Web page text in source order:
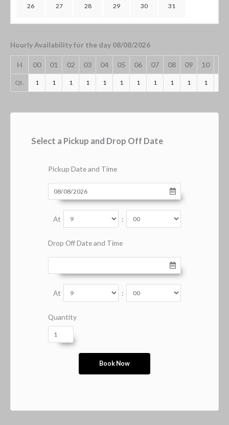
26 27 28 29 30 31
Hourly Availability for the day 08/08/2026
H 00 01 02 03 04 05 06 07 08 09 10
Qt. 1 1 1 1 1 1 1 1 1 1 1
Select a Pickup and Drop Off Date
Pickup Date and Time
At :
Drop Off Date and Time
At :
Quantity